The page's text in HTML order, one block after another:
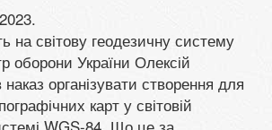
на світову геодезичну систему
оборони України Олексій
наказ організувати створення для
карт у світовій